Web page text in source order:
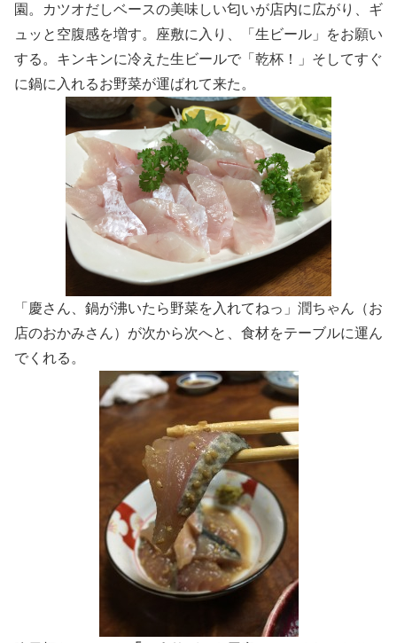
園。カツオだしベースの美味しい匂いが店内に広がり、ギ
ュッと空腹感を増す。座敷に入り、「生ビール」をお願い
する。キンキンに冷えた生ビールで「乾杯！」そしてすぐ
に鍋に入れるお野菜が運ばれて来た。
「慶さん、鍋が沸いたら野菜を入れてねっ」潤ちゃん（お
店のおかみさん）が次から次へと、食材をテーブルに運ん
でくれる。